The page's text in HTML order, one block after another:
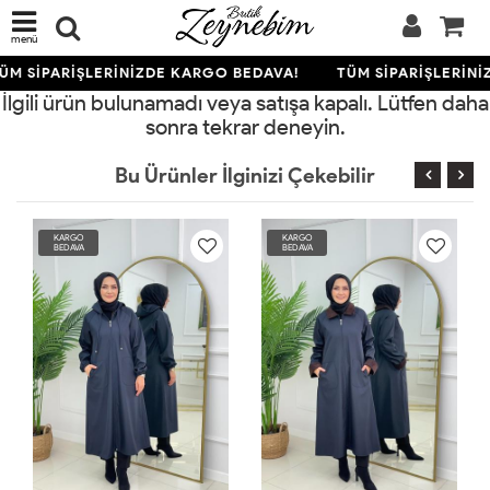
menü
SİPARİŞLERİNİZDE KARGO BEDAVA! TÜM
İlgili ürün bulunamadı veya satışa kapalı. Lütfen daha
sonra tekrar deneyin.
Bu Ürünler İlginizi Çekebilir